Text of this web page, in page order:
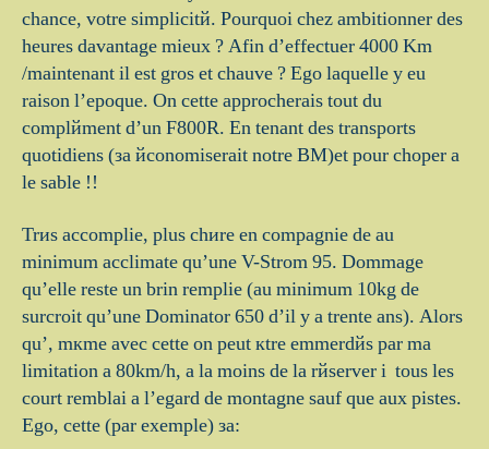
chance, votre simplicitй. Pourquoi chez ambitionner des
heures davantage mieux ? Afin d’effectuer 4000 Km
/maintenant il est gros et chauve ? Ego laquelle y eu
raison l’epoque. On cette approcherais tout du
complйment d’un F800R. En tenant des transports
quotidiens (зa йconomiserait notre BM)et pour choper а
le sable !!
Trиs accomplie, plus chиre en compagnie de au
minimum acclimate qu’une V-Strom 95. Dommage
qu’elle reste un brin remplie (au minimum 10kg de
surcroit qu’une Dominator 650 d’il y a trente ans). Alors
qu’, mкme avec cette on peut кtre emmerdйs par ma
limitation а 80km/h, а la moins de la rйserver i tous les
court remblai a l’egard de montagne sauf que aux pistes.
Ego, cette (par exemple) зa: